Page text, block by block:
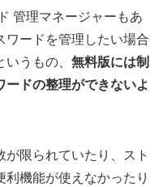
管理マネージャーもあ
ワードを管理したい場合
うもの、 無料版には制
ードの整理ができないよ
限られていたり、スト
機能が使えなかったり